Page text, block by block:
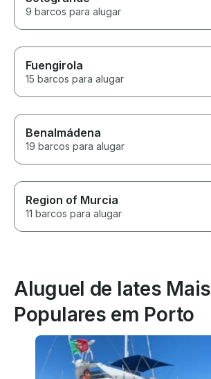
9 barcos para alugar
Fuengirola
15 barcos para alugar
Benalmádena
19 barcos para alugar
Region of Murcia
11 barcos para alugar
Aluguel de Iates Mais
Populares em Porto